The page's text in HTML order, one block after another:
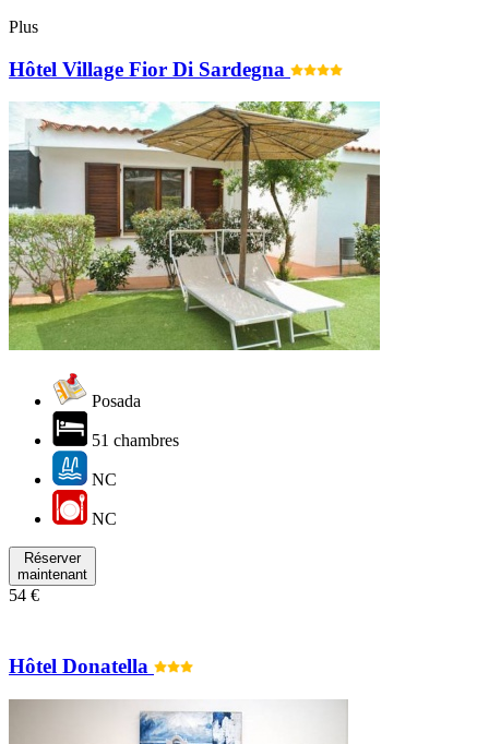
Plus
Hôtel Village Fior Di Sardegna
Posada
51 chambres
NC
NC
Réserver
maintenant
54 €
Hôtel Donatella